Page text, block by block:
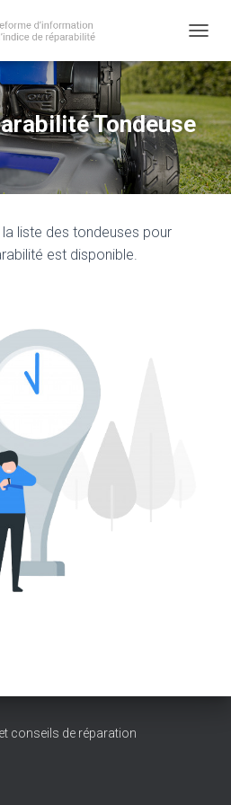
U
V
R
I
R
/
F
E
R
Tondeuse
liste des tondeuses pour
est disponible.
conseils de réparation